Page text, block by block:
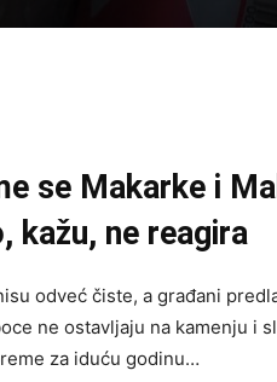
se Makarke i
kažu, ne reagira
odveć čiste, a građani
ne ostavljaju na kamenju i
za iduću godinu…